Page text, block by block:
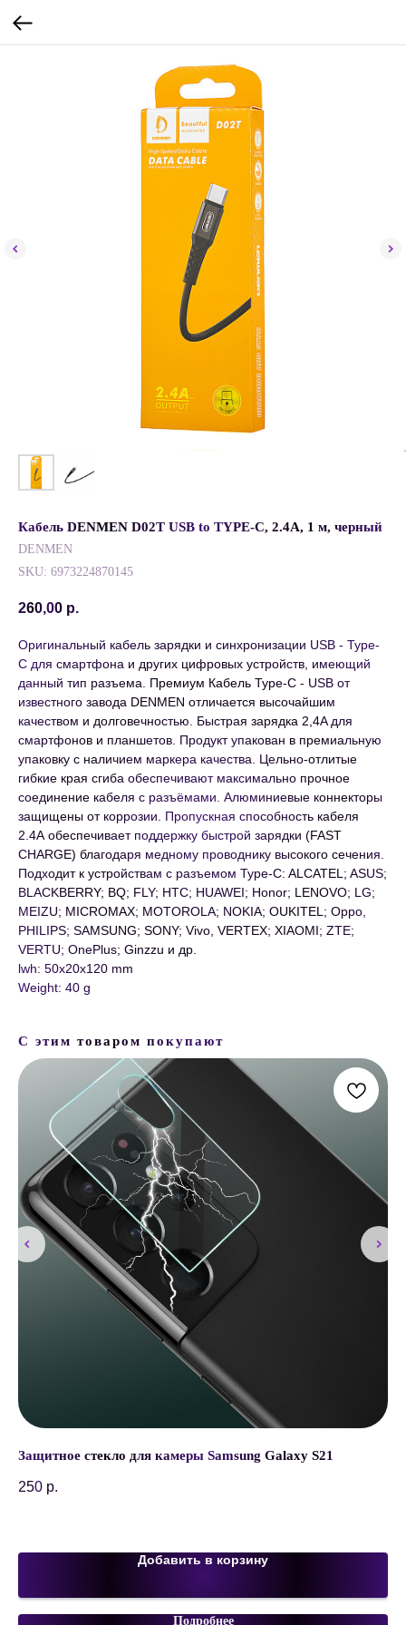
Кабель DENMEN D02T USB to TYPE-C, 2.4A, 1 м, черный
DENMEN
SKU: 6973224870145
260,00 р.
Оригинальный кабель зарядки и синхронизации USB - Type-
C для смартфона и других цифровых устройств, имеющий
данный тип разъема. Премиум Кабель Type-C - USB от
известного завода DENMEN отличается высочайшим
качеством и долговечностью. Быстрая зарядка 2,4A для
смартфонов и планшетов. Продукт упакован в премиальную
упаковку с наличием маркера качества. Цельно-отлитые
гибкие края сгиба обеспечивают максимально прочное
соединение кабеля с разъёмами. Алюминиевые коннекторы
защищены от коррозии. Пропускная способность кабеля
2.4А обеспечивает поддержку быстрой зарядки (FAST
CHARGE) благодаря медному проводнику высокого сечения.
Подходит к устройствам с разъемом Type-C: ALCATEL; ASUS;
BLACKBERRY; BQ; FLY; HTC; HUAWEI; Honor; LENOVO; LG;
MEIZU; MICROMAX; MOTOROLA; NOKIA; OUKITEL; Oppo,
PHILIPS; SAMSUNG; SONY; Vivo, VERTEX; XIAOMI; ZTE;
VERTU; OnePlus; Ginzzu и др.
lwh: 50x20x120 mm
Weight: 40 g
С этим товаром покупают
Защитное стекло для камеры Samsung Galaxy S21
250 р.
Добавить в корзину
Подробнее